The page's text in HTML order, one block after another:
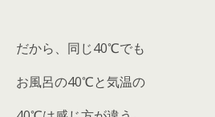
だから、同じ40℃でも
お風呂の40℃と気温の